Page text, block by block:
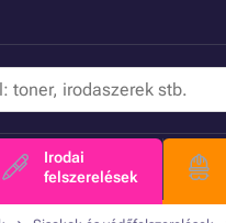
Irodai
felszerelések